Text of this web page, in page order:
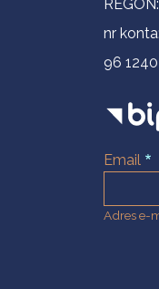
nr
96
Email
Adres e-